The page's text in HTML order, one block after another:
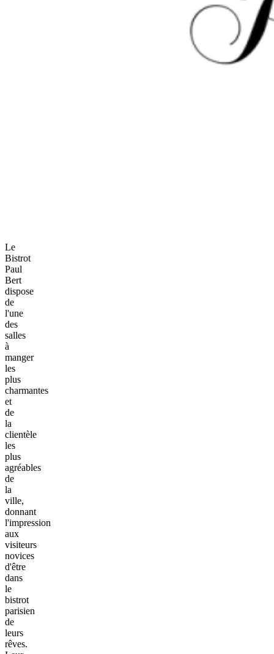
Le
Bistrot
Paul
Bert
dispose
de
l'une
des
salles
à
manger
les
plus
charmantes
et
de
la
clientèle
les
plus
agréables
de
la
ville,
donnant
l'impression
aux
visiteurs
novices
d'être
dans
le
bistrot
parisien
de
leurs
rêves.